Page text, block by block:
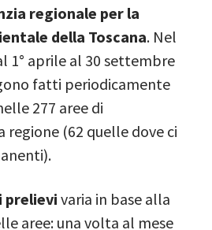
regionale per la
della Toscana. Nel
1° aprile al 30 settembre
fatti periodicamente
277 aree di
regione (62 quelle dove ci
prelievivaria in base alla
aree: una volta al mese